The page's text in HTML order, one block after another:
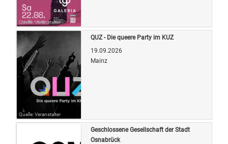
Quelle: Veranstalter
Quelle: Veranstalter
QUZ - Die queere Party im KUZ
19.09.2026
Mainz
Geschlossene Gesellschaft der Stadt
Osnabrück